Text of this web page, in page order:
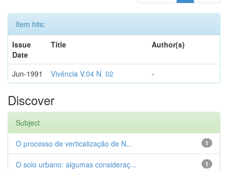
Item hits:
Issue
Date
Title Author(s)
Jun-1991 Vivência V.04 N. 02 -
Discover
Subject
1
O processo de verticalização de N...
1
O solo urbano: algumas consideraç...